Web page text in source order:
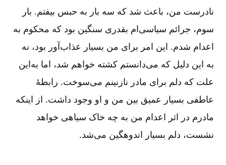
نادرست من‌، باعث شد که سه بار به حبس بیفتم‌. بار
سوم‌، جرائم سیاسی‌ام بقدری سنگین بود که محکوم به
اعدام شدم‌. این امر برای من بسیار عذاب‌آور بود، نه
به این دلیل که می‌دانستم کشته خواهم شد، اما به‌این
علت که دلم برای مادر نازنینم می‌سوخت‌. رابطۀ
عاطفی بسیار عمیق بین من و او وجود داشت‌. از اینکه
مادرم در اثر اعدام من به چه خاک سیاهی خواهد
نشست‌، دلم بسیار اندوهگین می‌شد.